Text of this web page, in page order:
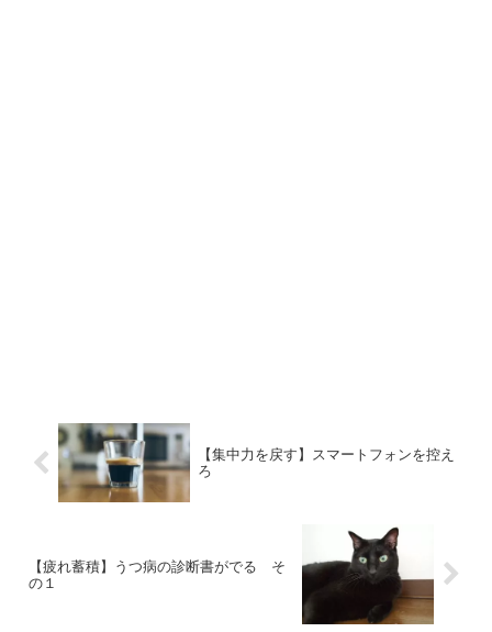
【集中力を戻す】スマートフォンを控え
ろ
【疲れ蓄積】うつ病の診断書がでる そ
の１